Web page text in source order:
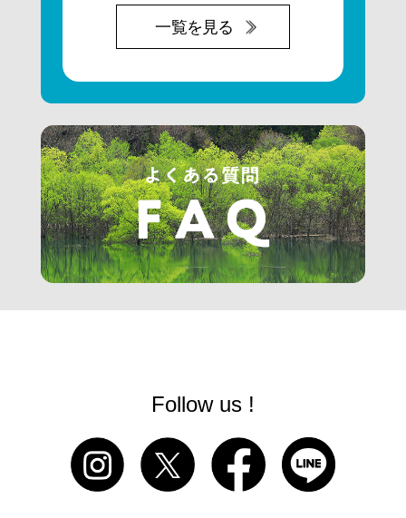
一覧を見る
Follow us !